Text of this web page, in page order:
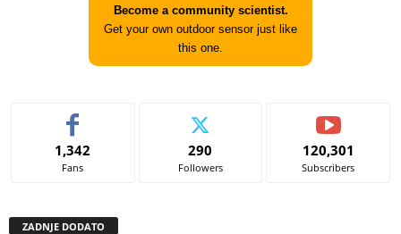
Become a community scientist.
Get your own outdoor sensor just like
this one.
1,342
Fans
290
Followers
120,301
Subscribers
ZADNJE DODATO